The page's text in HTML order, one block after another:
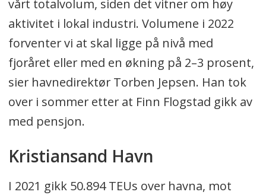
vårt totalvolum, siden det vitner om høy
aktivitet i lokal industri. Volumene i 2022
forventer vi at skal ligge på nivå med
fjoråret eller med en økning på 2–3 prosent,
sier havnedirektør Torben Jepsen. Han tok
over i sommer etter at Finn Flogstad gikk av
med pensjon.
Kristiansand Havn
I 2021 gikk 50.894 TEUs over havna, mot